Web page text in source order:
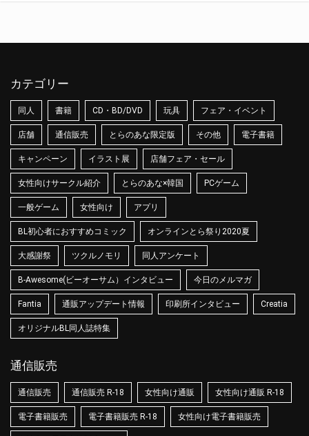
カテゴリー
同人 書籍 CD・BD/DVD 玩具 フェア・イベント
店舗 通信販売 とらのあな限定版 その他 電子書籍
キャンペーン イラスト展 店舗フェア・セール
女性向けサークル紹介 とらのあな×韓国 PCゲーム
一般ゲーム 女性向け アプリ
BL初心者におすすめコミック オンラインとら祭り2020夏
大感謝祭 ツクルノモリ 同人アンケート
B-Awesome(ビーオーサム）インタビュー 今日のメルマガ
Fantia 通販アップデート情報 印刷所インタビュー Creatia
オリジナルBL同人誌特集
通信販売
通信販売 通信販売 R-18 女性向け通販 女性向け通販 R-18
電子書籍販売 電子書籍販売 R-18 女性向け電子書籍販売